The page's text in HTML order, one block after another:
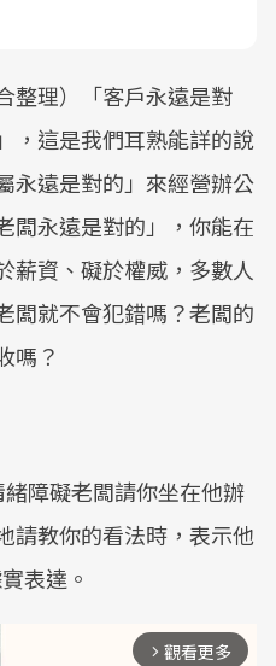
整理）「客戶永遠是對
，這是我們耳熟能詳的說
永遠是對的」來經營辦公
闆永遠是對的」，你能在
薪資、礙於權威，多數人
闆就不會犯錯嗎？老闆的
嗎？
緒障礙老闆請你坐在他辦
請教你的看法時，表示他
表達。
arrow_forward_ios 觀看更多